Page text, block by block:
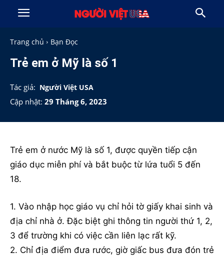
Trang chủ Bạn Đọc
Trẻ em ở Mỹ là số 1
Tác giả: Người Việt USA
Cập nhật: 29 Tháng 6, 2023
Trẻ em ở nước Mỹ là số 1, được quyền tiếp cận
giáo dục miễn phí và bắt buộc từ lứa tuổi 5 đến
18.
1. Vào nhập học giáo vụ chỉ hỏi tờ giấy khai sinh và
địa chỉ nhà ở. Đặc biệt ghi thông tin người thứ 1, 2,
3 để trường khi có việc cần liên lạc rất kỹ.
2. Chỉ địa điểm đưa rước, giờ giấc bus đưa đón trẻ